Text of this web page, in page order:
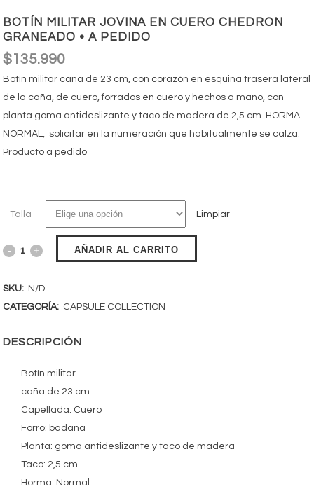
BOTÍN MILITAR JOVINA EN CUERO CHEDRON
GRANEADO • A PEDIDO
$135.990
Botín militar caña de 23 cm, con corazón en esquina trasera lateral
de la caña, de cuero, forrados en cuero y hechos a mano, con
planta goma antideslizante y taco de madera de 2,5 cm. HORMA
NORMAL, solicitar en la numeración que habitualmente se calza.
Producto a pedido
Talla Limpiar
AÑADIR AL CARRITO
SKU: N/D
CATEGORÍA: CAPSULE COLLECTION
DESCRIPCIÓN
Botín militar
caña de 23 cm
Capellada: Cuero
Forro: badana
Planta: goma antideslizante y taco de madera
Taco: 2,5 cm
Horma: Normal